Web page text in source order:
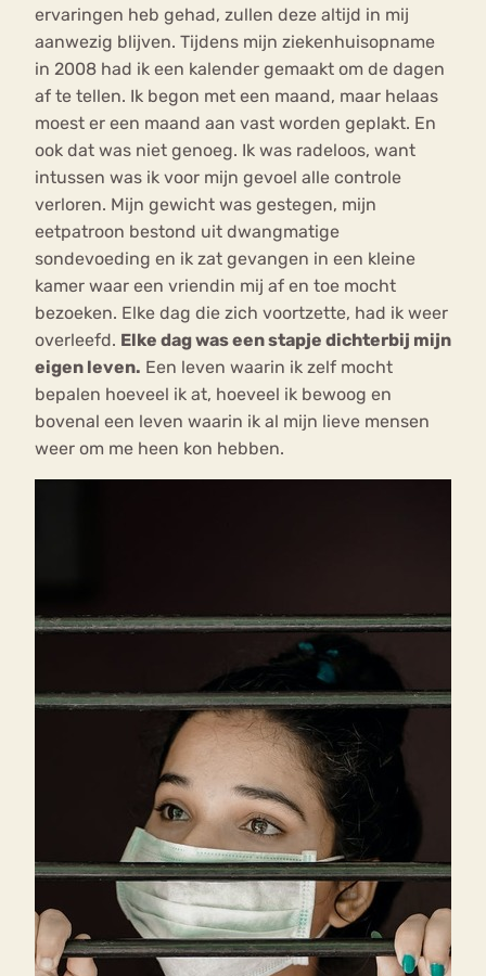
ervaringen heb gehad, zullen deze altijd in mij
aanwezig blijven. Tijdens mijn ziekenhuisopname
in 2008 had ik een kalender gemaakt om de dagen
af te tellen. Ik begon met een maand, maar helaas
moest er een maand aan vast worden geplakt. En
ook dat was niet genoeg. Ik was radeloos, want
intussen was ik voor mijn gevoel alle controle
verloren. Mijn gewicht was gestegen, mijn
eetpatroon bestond uit dwangmatige
sondevoeding en ik zat gevangen in een kleine
kamer waar een vriendin mij af en toe mocht
bezoeken. Elke dag die zich voortzette, had ik weer
overleefd. Elke dag was een stapje dichterbij mijn
eigen leven. Een leven waarin ik zelf mocht
bepalen hoeveel ik at, hoeveel ik bewoog en
bovenal een leven waarin ik al mijn lieve mensen
weer om me heen kon hebben.